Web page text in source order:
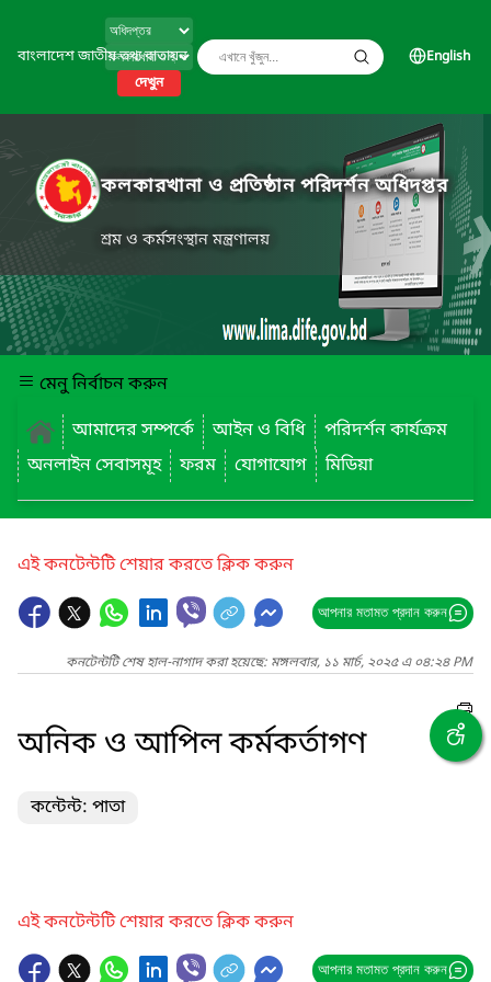
বাংলাদেশ জাতীয় তথ্য বাতায়ন
দেখুন
English
কলকারখানা ও প্রতিষ্ঠান পরিদর্শন অধিদপ্তর
শ্রম ও কর্মসংস্থান মন্ত্রণালয়
মেনু নির্বাচন করুন
আমাদের সম্পর্কে
আইন ও বিধি
পরিদর্শন কার্যক্রম
অনলাইন সেবাসমূহ
ফরম যোগাযোগ মিডিয়া
এই কনটেন্টটি শেয়ার করতে ক্লিক করুন
আপনার মতামত প্রদান করুন
কনটেন্টটি শেষ হাল-নাগাদ করা হয়েছে: মঙ্গলবার, ১১ মার্চ, ২০২৫ এ ০৪:২৪ PM
অনিক ও আপিল কর্মকর্তাগণ
কন্টেন্ট: পাতা
এই কনটেন্টটি শেয়ার করতে ক্লিক করুন
আপনার মতামত প্রদান করুন